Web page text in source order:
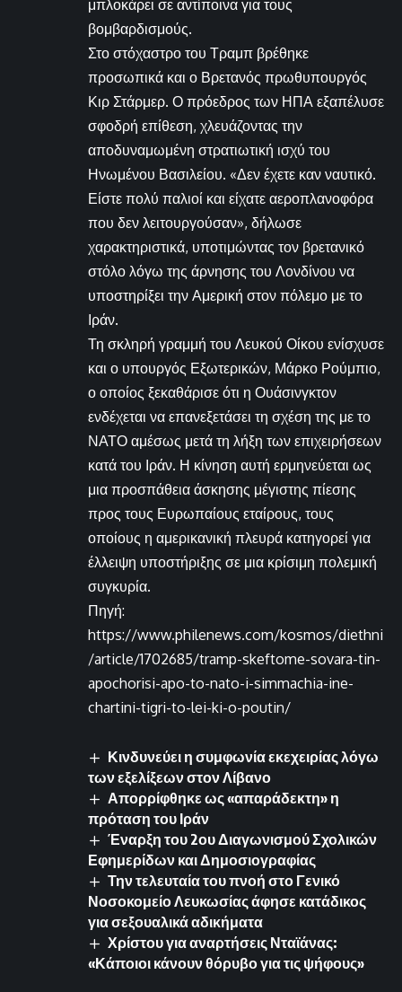
μπλοκάρει σε αντίποινα για τους
βομβαρδισμούς.
Στο στόχαστρο του Τραμπ βρέθηκε
προσωπικά και ο Βρετανός πρωθυπουργός
Κιρ Στάρμερ. Ο πρόεδρος των ΗΠΑ εξαπέλυσε
σφοδρή επίθεση, χλευάζοντας την
αποδυναμωμένη στρατιωτική ισχύ του
Ηνωμένου Βασιλείου. «Δεν έχετε καν ναυτικό.
Είστε πολύ παλιοί και είχατε αεροπλανοφόρα
που δεν λειτουργούσαν», δήλωσε
χαρακτηριστικά, υποτιμώντας τον βρετανικό
στόλο λόγω της άρνησης του Λονδίνου να
υποστηρίξει την Αμερική στον πόλεμο με το
Ιράν.
Τη σκληρή γραμμή του Λευκού Οίκου ενίσχυσε
και ο υπουργός Εξωτερικών, Μάρκο Ρούμπιο,
ο οποίος ξεκαθάρισε ότι η Ουάσινγκτον
ενδέχεται να επανεξετάσει τη σχέση της με το
ΝΑΤΟ αμέσως μετά τη λήξη των επιχειρήσεων
κατά του Ιράν. Η κίνηση αυτή ερμηνεύεται ως
μια προσπάθεια άσκησης μέγιστης πίεσης
προς τους Ευρωπαίους εταίρους, τους
οποίους η αμερικανική πλευρά κατηγορεί για
έλλειψη υποστήριξης σε μια κρίσιμη πολεμική
συγκυρία.
Πηγή:
https://www.philenews.com/kosmos/diethni
/article/1702685/tramp-skeftome-sovara-tin-
apochorisi-apo-to-nato-i-simmachia-ine-
chartini-tigri-to-lei-ki-o-poutin/
Κινδυνεύει η συμφωνία εκεχειρίας λόγω
των εξελίξεων στον Λίβανο
Απορρίφθηκε ως «απαράδεκτη» η
πρόταση του Ιράν
Έναρξη του 2ου Διαγωνισμού Σχολικών
Εφημερίδων και Δημοσιογραφίας
Την τελευταία του πνοή στο Γενικό
Νοσοκομείο Λευκωσίας άφησε κατάδικος
για σεξουαλικά αδικήματα
Χρίστου για αναρτήσεις Νταϊάνας:
«Κάποιοι κάνουν θόρυβο για τις ψήφους»